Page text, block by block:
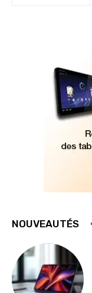
NOUVEAUTÉS